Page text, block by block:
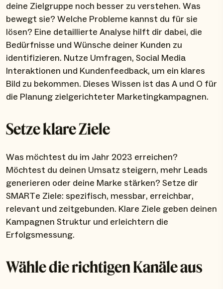
deine Zielgruppe noch besser zu verstehen. Was
bewegt sie? Welche Probleme kannst du für sie
lösen? Eine detaillierte Analyse hilft dir dabei, die
Bedürfnisse und Wünsche deiner Kunden zu
identifizieren. Nutze Umfragen, Social Media
Interaktionen und Kundenfeedback, um ein klares
Bild zu bekommen. Dieses Wissen ist das A und O für
die Planung zielgerichteter Marketingkampagnen.
Setze klare Ziele
Was möchtest du im Jahr 2023 erreichen?
Möchtest du deinen Umsatz steigern, mehr Leads
generieren oder deine Marke stärken? Setze dir
SMARTe Ziele: spezifisch, messbar, erreichbar,
relevant und zeitgebunden. Klare Ziele geben deinen
Kampagnen Struktur und erleichtern die
Erfolgsmessung.
Wähle die richtigen Kanäle aus